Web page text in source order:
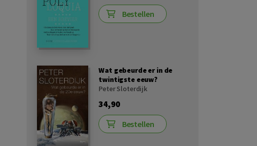
Bestellen
Wat gebeurde er in de
twintigste eeuw?
Peter Sloterdijk
34,90
Bestellen